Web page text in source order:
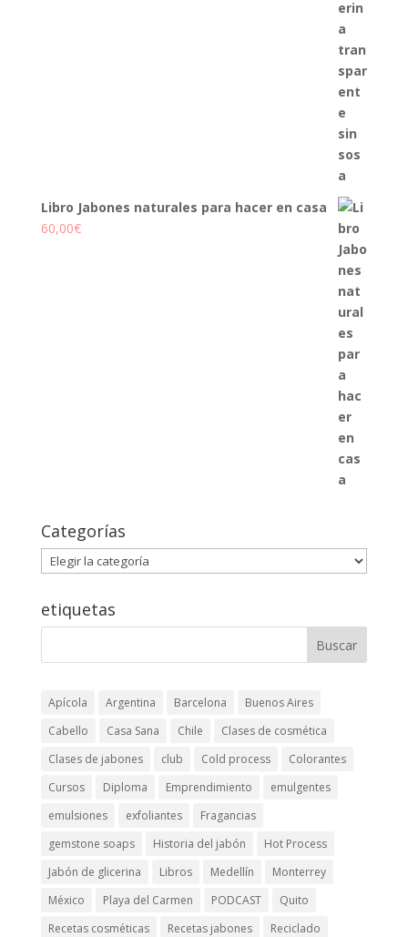
Libro Jabones naturales para hacer en casa
60,00€
Categorías
Categorías
etiquetas
Apícola Argentina Barcelona
Buenos Aires
Cabello
Casa Sana Chile
Clases de cosmética
Clases de jabones
club Cold process
Colorantes
Cursos
Diploma Emprendimiento
emulgentes
emulsiones
exfoliantes
Fragancias
gemstone soaps
Historia del jabón
Hot Process
Jabón de glicerina
Libros Medellín
Monterrey
México
Playa del Carmen PODCAST
Quito
Recetas cosméticas
Recetas jabones
Reciclado